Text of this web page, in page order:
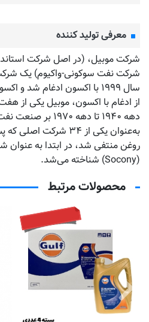
معرفی تولید کننده
شرکت موبیل، (در اصل شرکت
شرکت نفت سوکونی-واکیوم) یک
سال ۱۹۹۹ با اکسون ادغام شد
از ادغام با اکسون، موبیل یکی از
دهه ۱۹۴۰ تا دهه
به‌عنوان یکی از ۳۴
روغن منتفی شد، در ابتدا به عنوان
(Socony) شناخته می‌شد.
محصولات مرتبط
تماس بگیرید